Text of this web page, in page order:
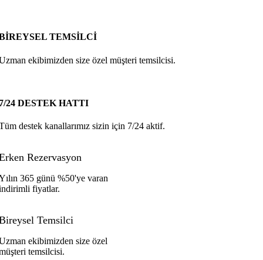
TEMSİLCİ
ekibimizden size özel müşteri temsilcisi.
24 DESTEK HATTI
destek kanallarımız sizin için 7/24 aktif.
Rezervasyon
365 günü %50'ye varan
fiyatlar.
Temsilci
ekibimizden size özel
temsilcisi.